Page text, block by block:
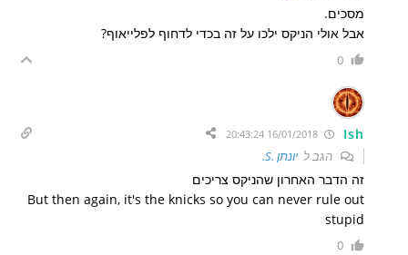
מסכים.
אבל אולי הניקס ילכו על זה בכדי לדחוף לפלייאוף?
0
Ish
הגב ליונתן .S.
זה הדבר האחרון שהניקס צריכים
But then again, it's the knicks so you can never rule out
stupid
0